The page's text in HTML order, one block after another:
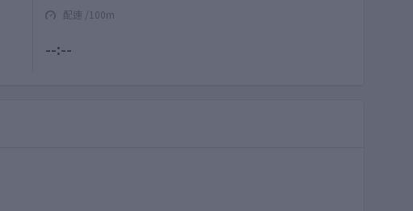
配速 /100m
--:--